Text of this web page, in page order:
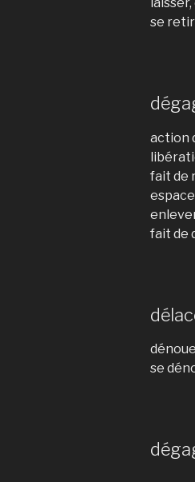
se
action
fait de
fait de
se